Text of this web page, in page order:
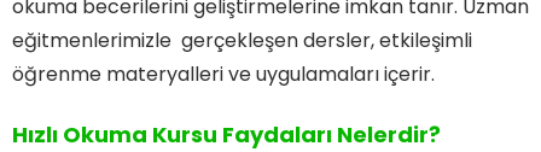
okuma becerilerini geliştirmelerine imkan tanır. Uzman
eğitmenlerimizle gerçekleşen dersler, etkileşimli
öğrenme materyalleri ve uygulamaları içerir.
Hızlı Okuma Kursu Faydaları Nelerdir?